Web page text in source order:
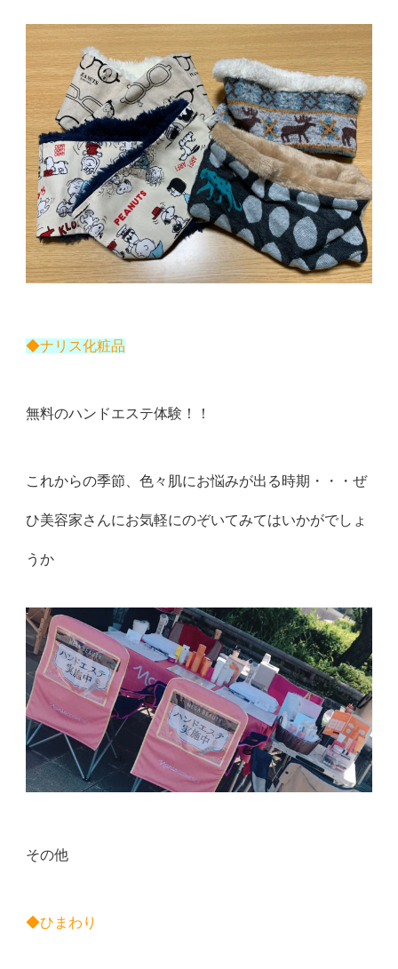
◆ナリス化粧品
無料のハンドエステ体験！！
これからの季節、色々肌にお悩みが出る時期・・・ぜ
ひ美容家さんにお気軽にのぞいてみてはいかがでしょ
うか
その他
◆ひまわり